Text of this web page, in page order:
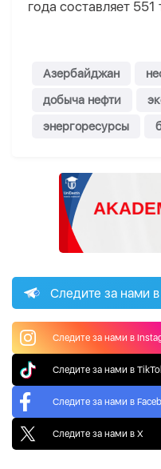
года составляет
Азербайджан
добыча нефти
энергоресурсы
Следите за нами в
Следите за нами в
Следите за нами в
Следите за нами в
Следите за нами в X